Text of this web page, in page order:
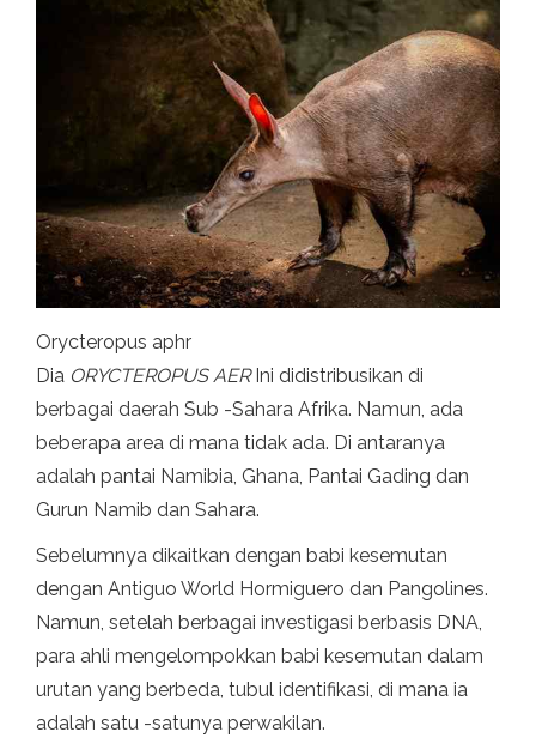
Orycteropus aphr
Dia ORYCTEROPUS AERIni didistribusikan di
berbagai daerah Sub -Sahara Afrika. Namun, ada
beberapa area di mana tidak ada. Di antaranya
adalah pantai Namibia, Ghana, Pantai Gading dan
Gurun Namib dan Sahara.
Sebelumnya dikaitkan dengan babi kesemutan
dengan Antiguo World Hormiguero dan Pangolines.
Namun, setelah berbagai investigasi berbasis DNA,
para ahli mengelompokkan babi kesemutan dalam
urutan yang berbeda, tubul identifikasi, di mana ia
adalah satu -satunya perwakilan.